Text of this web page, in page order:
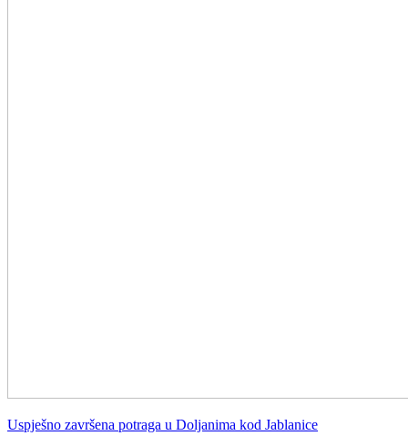
Uspješno završena potraga u Doljanima kod Jablanice